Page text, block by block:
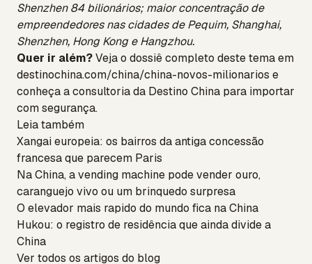
Shenzhen 84 bilionários; maior concentração de
empreendedores nas cidades de Pequim, Shanghai,
Shenzhen, Hong Kong e Hangzhou.
Quer ir além?Veja o dossiê completo deste tema em
destinochina.com/china/china-novos-milionarios e
conheça aconsultoria da Destino China para importar
com segurança.
Leia também
Xangai europeia: os bairros da antiga concessão
francesa que parecem Paris
Na China, a vending machine pode vender ouro,
caranguejo vivo ou um brinquedo surpresa
O elevador mais rapido do mundo fica na China
Hukou: o registro de residência que ainda divide a
China
Ver todos os artigos do blog